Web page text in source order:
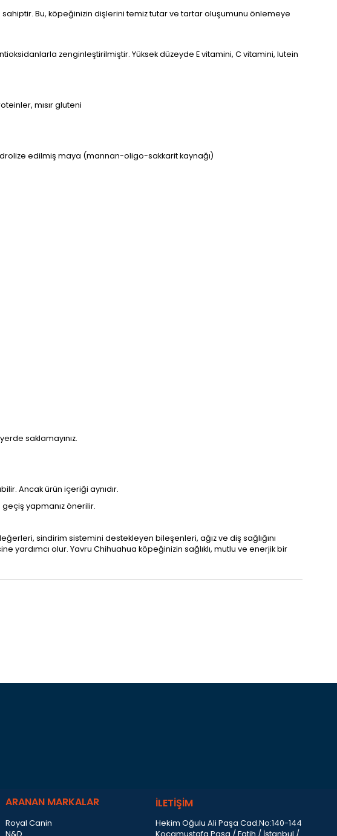
Bu, köpeğinizin dişlerini temiz tutar ve tartar oluşumunu önlemeye
zenginleştirilmiştir. Yüksek düzeyde E vitamini, C vitamini, lutein
mısır gluteni
edilmiş maya (mannan-oligo-sakkarit kaynağı)
saklamayınız.
Ancak ürün içeriği aynıdır.
yapmanız önerilir.
sindirim sistemini destekleyen bileşenleri, ağız ve diş sağlığını
yardımcı olur. Yavru Chihuahua köpeğinizin sağlıklı, mutlu ve enerjik bir
ARANAN MARKALAR
Royal Canin
İLETİŞİM
Hekim Oğulu Ali Paşa Cad.No:140-144